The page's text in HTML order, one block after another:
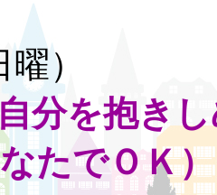
（日曜
分を抱き
たでＯＫ）